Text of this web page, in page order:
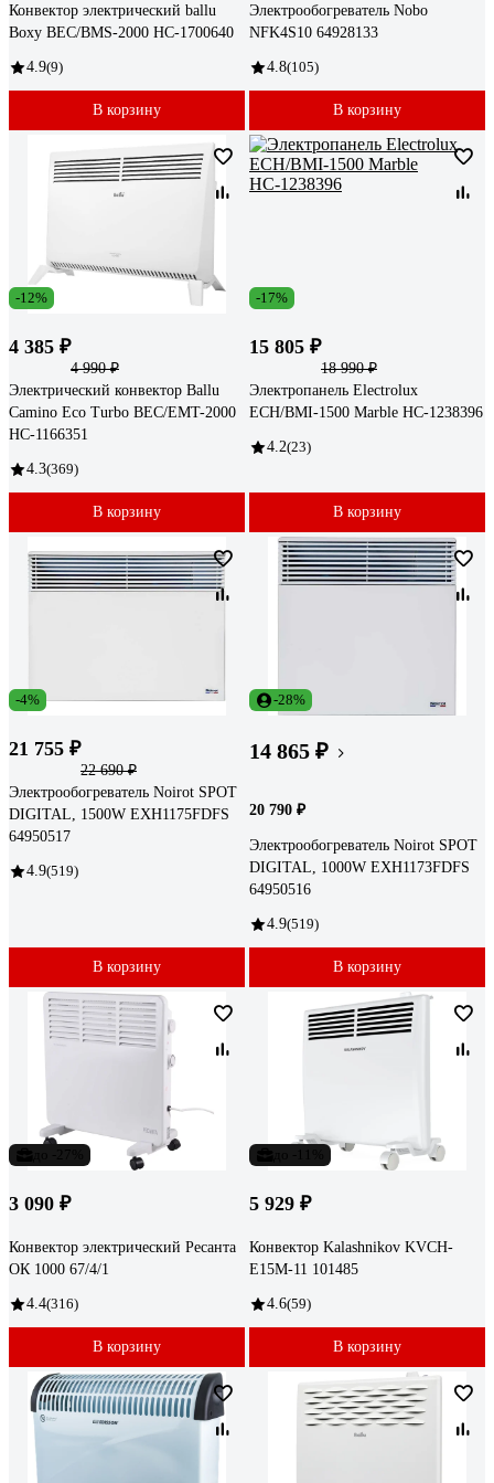
Конвектор электрический ballu
Boxy BEC/BMS-2000 НС-1700640
4.9(9)
В корзину
Электрообогреватель Nobo
NFK4S10 64928133
4.8(105)
В корзину
-12%
4 385 ₽
4 990 ₽
Электрический конвектор Ballu
Camino Eco Turbo BEC/EMT-2000
НС-1166351
4.3(369)
В корзину
-17%
15 805 ₽
18 990 ₽
Электропанель Electrolux
ECH/BMI-1500 Marble НС-1238396
4.2(23)
В корзину
-4%
21 755 ₽
22 690 ₽
Электрообогреватель Noirot SPOT
DIGITAL, 1500W EXH1175FDFS
64950517
4.9(519)
В корзину
-28%
14 865 ₽
20 790 ₽
Электрообогреватель Noirot SPOT
DIGITAL, 1000W EXH1173FDFS
64950516
4.9(519)
В корзину
3 090 ₽
Конвектор электрический Ресанта
ОК 1000 67/4/1
4.4(316)
В корзину
5 929 ₽
Конвектор Kalashnikov KVCH-
E15M-11 101485
4.6(59)
В корзину